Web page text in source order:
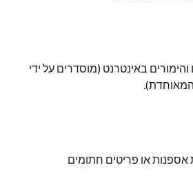
והימורים באינטרנט (מוסדרים על ידי
או פריטים חתומים